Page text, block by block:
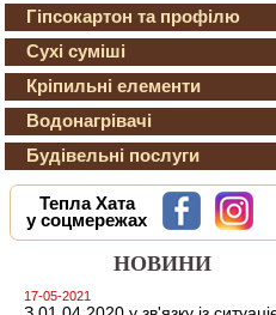
Гіпсокартон та профілю
Сухі суміші
Кріпильні елементи
Водонагрівачі
Будівельні послуги
Тепла Хата
у соцмережах
НОВИНИ
17-05-2021